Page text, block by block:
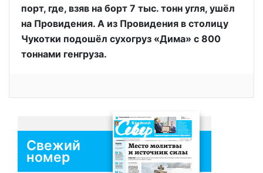
порт, где, взяв на борт 7 тыс. тонн угля, ушёл
на Провидения. А из Провидения в столицу
Чукотки подошёл сухогруз «Дима» с 800
тоннами генгруза.
Свежий
номер